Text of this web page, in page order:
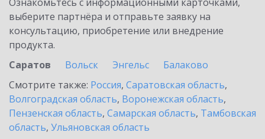
выберите партнёра и отправьте заявку на
консультацию, приобретение или внедрение
продукта.
Саратов
Вольск Энгельс
Балаково
Смотрите также: Россия, Саратовская область,
Волгоградская область, Воронежская область,
Пензенская область, Самарская область, Тамбовская
область, Ульяновская область